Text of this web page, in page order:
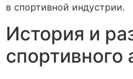
в спортивной индустрии.
История и
спортивного